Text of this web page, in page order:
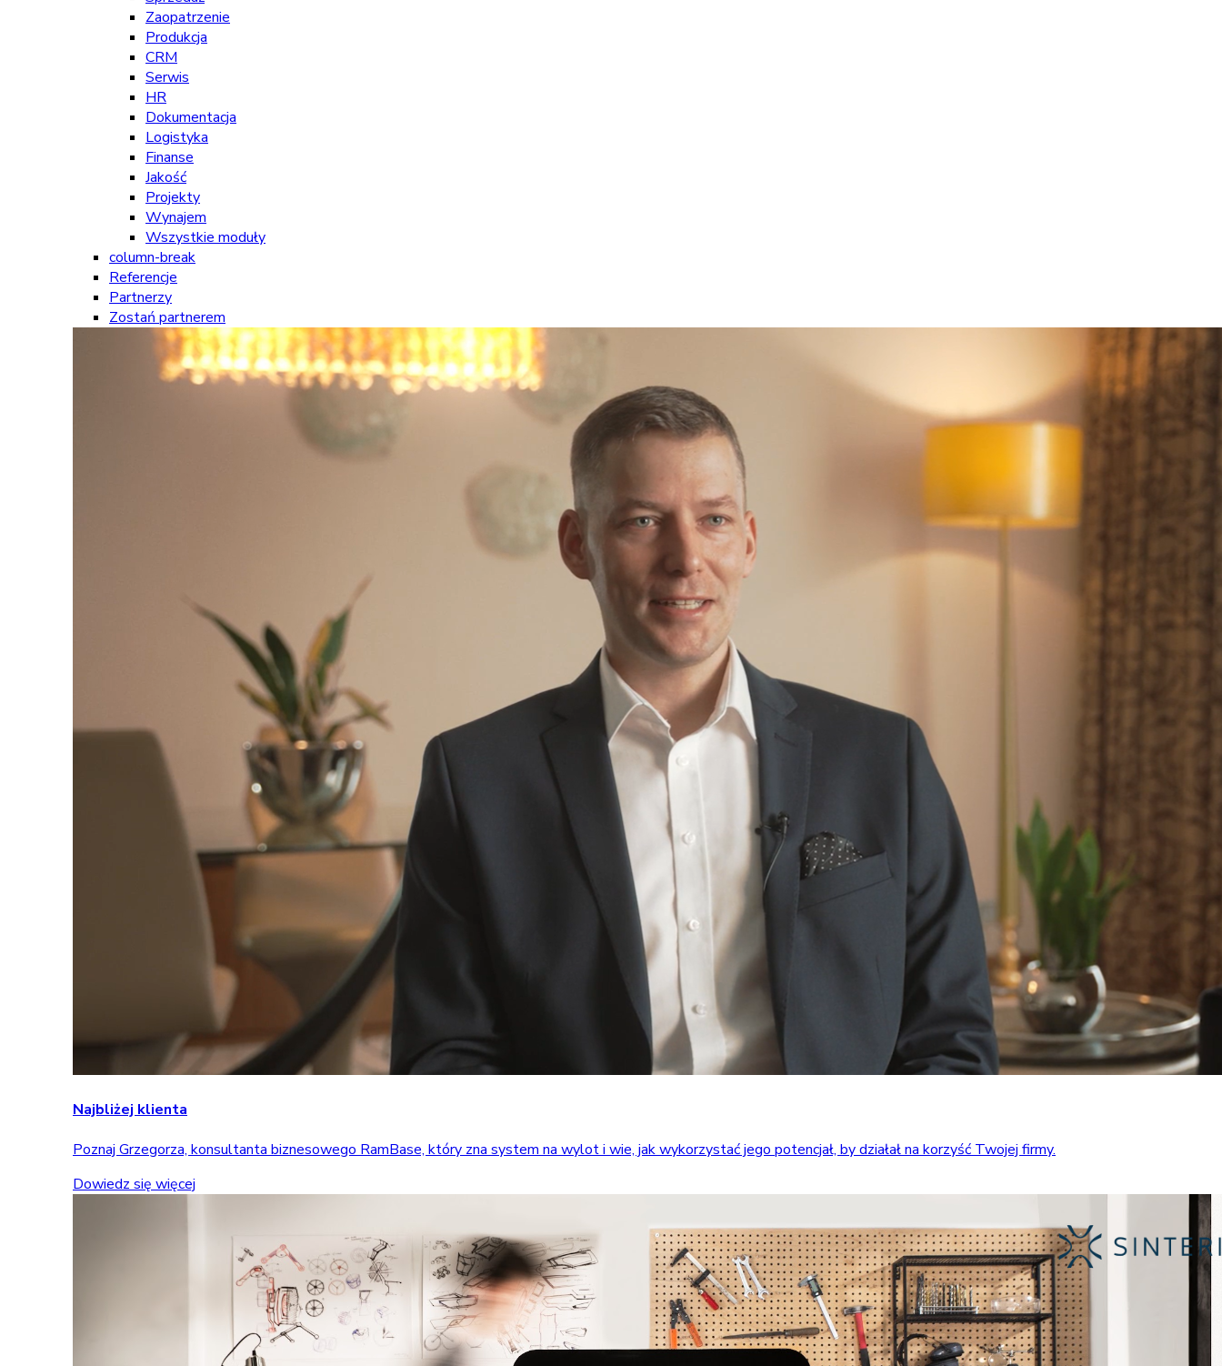
Zaopatrzenie
Produkcja
CRM
Serwis
HR
Dokumentacja
Logistyka
Finanse
Jakość
Projekty
Wynajem
Wszystkie moduły
column-break
Referencje
Partnerzy
Zostań partnerem
Najbliżej klienta
Poznaj Grzegorza, konsultanta biznesowego RamBase, który zna system na wylot i wie, jak wykorzystać jego potencjał, by działał na korzyść Twojej firmy.
Dowiedz się więcej